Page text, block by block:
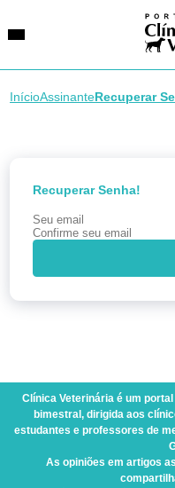
InícioAssinante Recuperar
Recuperar Senha!
Clínica Veterinária é um
bimestral, dirigida aos
estudantes e professores de
As opiniões em artigos